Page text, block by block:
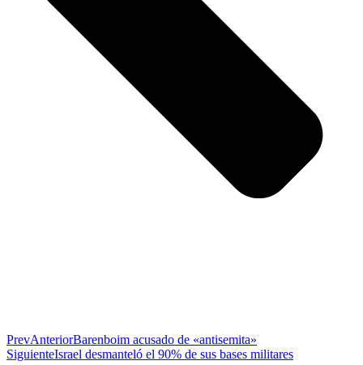
PrevAnteriorBarenboim acusado de «antisemita»
SiguienteIsrael desmanteló el 90% de sus bases militares